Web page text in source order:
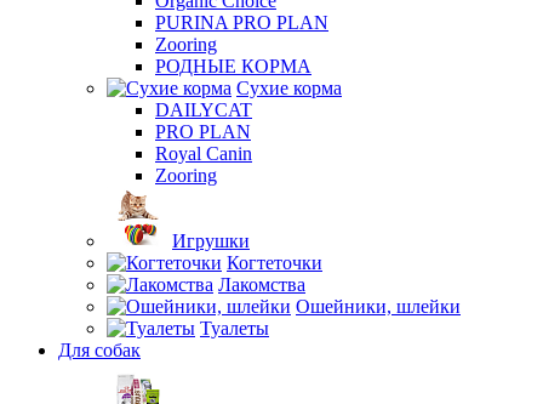
PURINA PRO PLAN
Zooring
РОДНЫЕ КОРМА
Сухие корма
DAILYCAT
PRO PLAN
Royal Canin
Zooring
Игрушки
Когтеточки
Лакомства
Ошейники, шлейки
Туалеты
Для собак